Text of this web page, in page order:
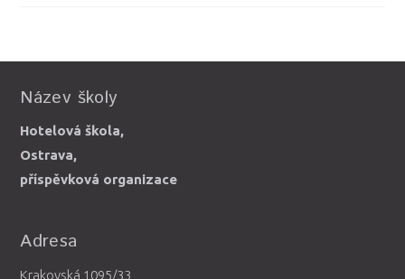
Název školy
Hotelová škola,
Ostrava,
příspěvková organizace
Adresa
Krakovská 1095/33